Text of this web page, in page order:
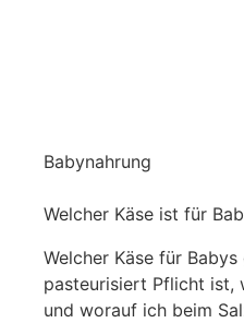
Babynahrung
Welcher Käse ist für
Welcher Käse für
pasteurisiert Pflicht ist,
und worauf ich beim